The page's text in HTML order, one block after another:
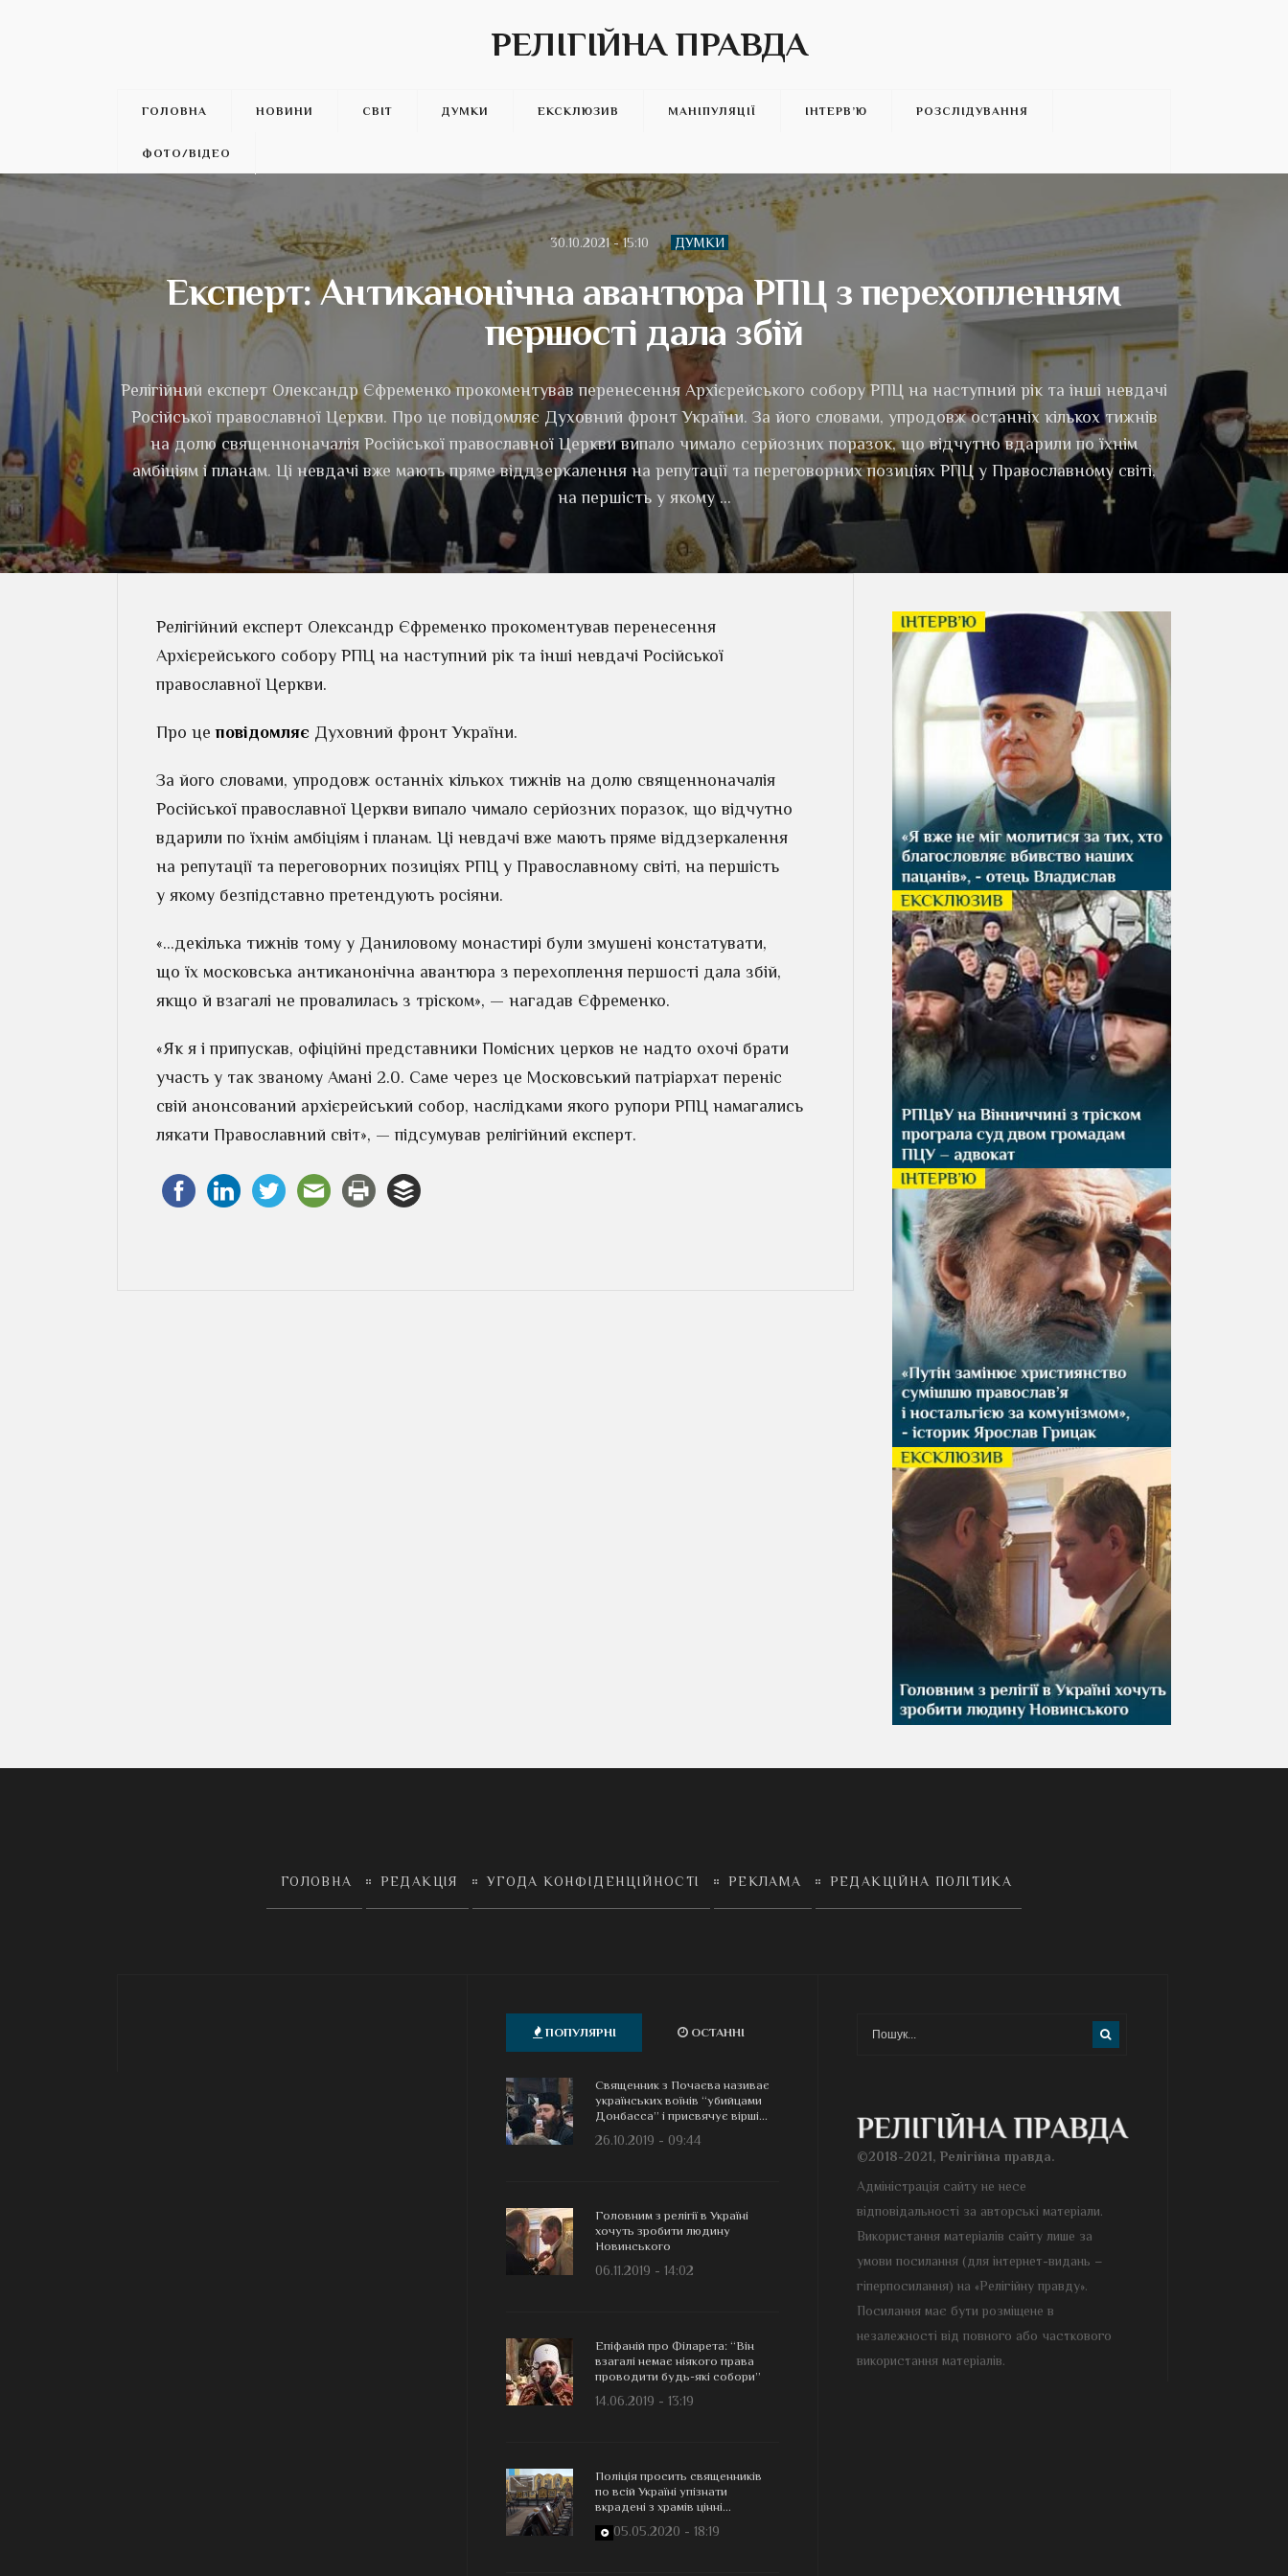
РЕЛІГІЙНА ПРАВДА
ГОЛОВНА НОВИНИ СВІТ ДУМКИ ЕКСКЛЮЗИВ МАНІПУЛЯЦІЇ ІНТЕРВ’Ю РОЗСЛІДУВАННЯ
ФОТО/ВІДЕО
30.10.2021 - 15:10 ДУМКИ
Експерт: Антиканонічна авантюра РПЦ з перехопленням
першості дала збій
Релігійний експерт Олександр Єфременко прокоментував перенесення Архієрейського собору РПЦ на наступний рік та інші невдачі
Російської православної Церкви. Про це повідомляє Духовний фронт України. За його словами, упродовж останніх кількох тижнів
на долю священноначалія Російської православної Церкви випало чимало серйозних поразок, що відчутно вдарили по їхнім
амбіціям і планам. Ці невдачі вже мають пряме віддзеркалення на репутації та переговорних позиціях РПЦ у Православному світі,
на першість у якому …
Релігійний експерт Олександр Єфременко прокоментував перенесення
Архієрейського собору РПЦ на наступний рік та інші невдачі Російської
православної Церкви.
Про цеповідомляє Духовний фронт України.
За його словами, упродовж останніх кількох тижнів на долю священноначалія
Російської православної Церкви випало чимало серйозних поразок, що відчутно
вдарили по їхнім амбіціям і планам. Ці невдачі вже мають пряме віддзеркалення
на репутації та переговорних позиціях РПЦ у Православному світі, на першість
у якому безпідставно претендують росіяни.
«…декілька тижнів тому у Даниловому монастирі були змушені констатувати,
що їх московська антиканонічна авантюра з перехоплення першості дала збій,
якщо й взагалі не провалилась з тріском», — нагадав Єфременко.
«Як я і припускав, офіційні представники Помісних церков не надто охочі брати
участь у так званому Амані 2.0. Саме через це Московський патріархат переніс
свій анонсований архієрейський собор, наслідками якого рупори РПЦ намагались
лякати Православний світ», — підсумував релігійний експерт.
ГОЛОВНА РЕДАКЦІЯ УГОДА КОНФІДЕНЦІЙНОСТІ РЕКЛАМА РЕДАКЦІЙНА ПОЛІТИКА
ПОПУЛЯРНІ ОСТАННІ
Священник з Почаєва називає
українських воїнів “убийцами
Донбасса” і присвячує вірші...
26.10.2019 - 09:44
Головним з релігії в Україні
хочуть зробити людину
Новинського
06.11.2019 - 14:02
Епіфаній про Філарета: “Він
взагалі немає ніякого права
проводити будь-які собори”
14.06.2019 - 13:19
Поліція просить священників
по всій Україні упізнати
вкрадені з храмів цінні...
05.05.2020 - 18:19
©2018-2021, Релігійна правда.
Адміністрація сайту не несе
відповідальності за авторські матеріали.
Використання матеріалів сайту лише за
умови посилання (для інтернет-видань –
гіперпосилання) на «Релігійну правду».
Посилання має бути розміщене в
незалежності від повного або часткового
використання матеріалів.